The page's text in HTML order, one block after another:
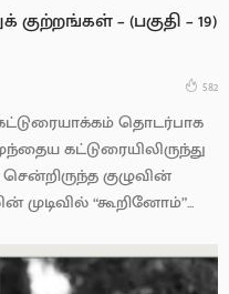
– (பகுதி – 19)
582
தொடர்பாக
கட்டுரையிலிருந்து
குழுவின்
முடிவில் “கூறினோம்”...